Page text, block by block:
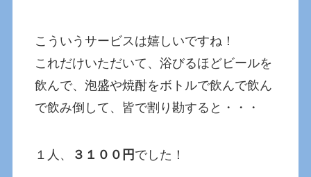
こういうサービスは嬉しいですね！
これだけいただいて、浴びるほどビールを
飲んで、泡盛や焼酎をボトルで飲んで飲ん
で飲み倒して、皆で割り勘すると・・・
１人、 ３１００円 でした！